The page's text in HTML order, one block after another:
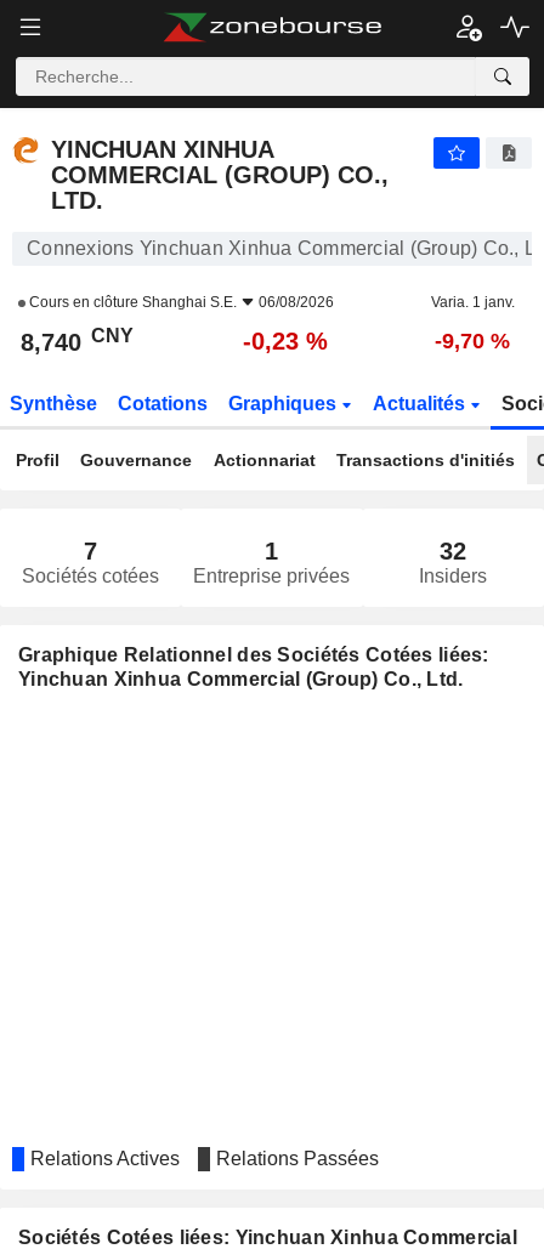
YINCHUAN XINHUA
COMMERCIAL (GROUP) CO.,
LTD.
Connexions Yinchuan Xinhua Commercial (Group) Co.,
Cours en clôture Shanghai S.E. 06/08/2026 Varia. 1 janv.
8,740 CNY -0,23 % -9,70 %
Synthèse Cotations Graphiques Actualités
Profil Gouvernance Actionnariat Transactions d'initiés
7
Sociétés cotées
1
Entreprise privées
32
Insiders
Graphique Relationnel des Sociétés Cotées liées:
Yinchuan Xinhua Commercial (Group) Co., Ltd.
Relations Actives Relations Passées
Sociétés Cotées liées: Yinchuan Xinhua Commercial